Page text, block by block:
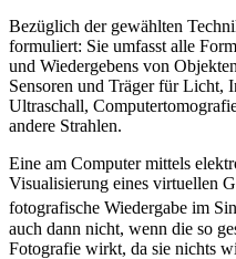
Bezüglich der gewählten
formuliert: Sie umfasst alle
und Wiedergebens von
Sensoren und Träger für Licht,
Ultraschall,
andere Strahlen.
Eine am Computer mittels
Visualisierung eines virtuellen
fotografische Wiedergabe im
auch dann nicht, wenn die so
Fotografie wirkt, da sie nichts